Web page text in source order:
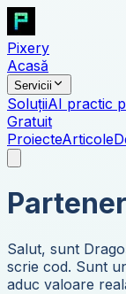
Pixery
Acasă
Servicii
SoluțiiAI practic
Gratuit
ProiecteArticole
Salut, sunt
scrie cod. Sunt
aduc valoare